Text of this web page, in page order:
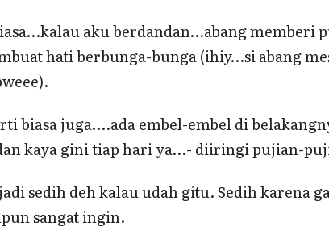
aku berdandan…abang memberi
hati berbunga-bunga (ihiy…si abang
biasa juga….ada embel-embel di
kaya gini tiap hari ya…- diiringi pujian-
sedih deh kalau udah gitu. Sedih karena
sangat ingin.